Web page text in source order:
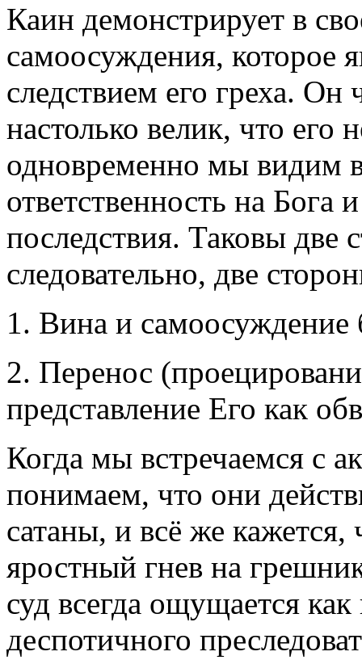
Каин демонстрирует в
самоосуждения, которое
следствием его греха. Он
настолько велик, что его
одновременно мы видим в
ответственность на Бога
последствия. Таковы две
следовательно, две
1. Вина и
2. Перенос
представление Его как
Когда мы встречаемся с
понимаем, что они
сатаны, и всё же кажется,
яростный гнев на
суд всегда ощущается
деспотичного